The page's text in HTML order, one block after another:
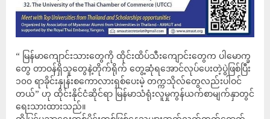
“ မြန်မာကျောင်းသားတွေကို ထိုင်းထိပ်သီးကျောင်းတွေက ပါမောက္ခ
တွေ တာဝန်ရှိသူတွေနဲ့တိုက်ရိုက် တွေ့ဆုံရအောင်လုပ်ပေးတဲ့ပွဲဖြစ်ပြီး
၁၀၀ ရာခိုင်းနှုန်းစကောလားရှစ်ပေးမဲ့ တက္ကသိုလ်တွေလည်းပါဝင်
တယ်” ဟု ထိုင်းနိုင်ငံဆိုင်ရာ မြန်မာသံရုံးလူမှုကွန်ယက်စာမျက်နှာတွင်
ရေးသားထားသည်။